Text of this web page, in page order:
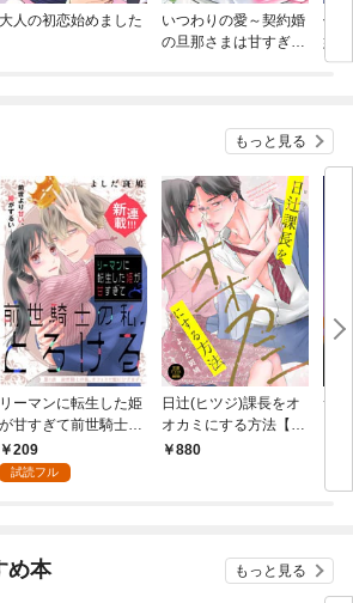
大人の初恋始めました
いつわりの愛～契約婚
の旦那さまは甘すぎる
仮
嫁
売】
もっと見る
リーマンに転生した姫
が甘すぎて前世騎士の
私、とろける［ｃｏｍ
ｉｃ ｔｉｎｔ］ 分
209
試読フル
日辻(ヒツジ)課長をオ
オカミにする方法【電
子単行本】
880
サ
め本 もっと見る